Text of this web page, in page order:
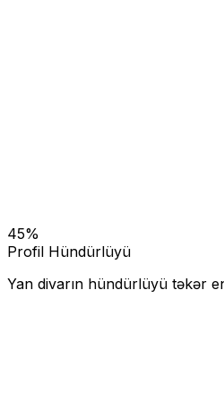
45%
Profil Hündürlüyü
Yan divarın hündürlüyü təkər